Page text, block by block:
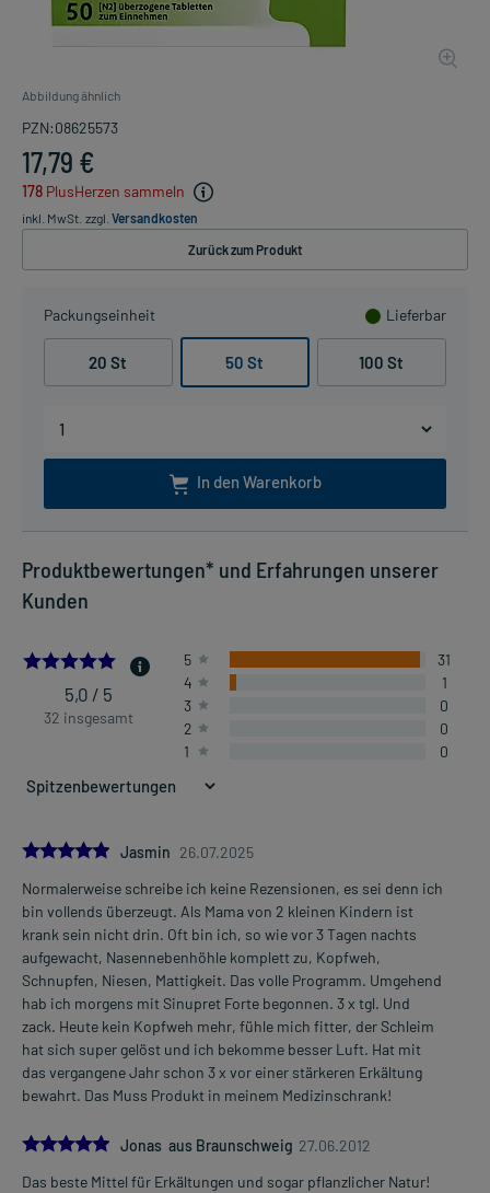
Abbildung ähnlich
PZN:08625573
17,79 €
178 PlusHerzen sammeln
inkl. MwSt. zzgl. Versandkosten
Zurück zum Produkt
Packungseinheit Lieferbar
20 St 50 St 100 St
In den Warenkorb
Produktbewertungen* und Erfahrungen unserer
Kunden
4.96875
5,0 / 5
32 insgesamt
5
31
4
1
3
0
2
0
1
0
5.0
Jasmin 26.07.2025
Normalerweise schreibe ich keine Rezensionen, es sei denn ich
bin vollends überzeugt. Als Mama von 2 kleinen Kindern ist
krank sein nicht drin. Oft bin ich, so wie vor 3 Tagen nachts
aufgewacht, Nasennebenhöhle komplett zu, Kopfweh,
Schnupfen, Niesen, Mattigkeit. Das volle Programm. Umgehend
hab ich morgens mit Sinupret Forte begonnen. 3 x tgl. Und
zack. Heute kein Kopfweh mehr, fühle mich fitter, der Schleim
hat sich super gelöst und ich bekomme besser Luft. Hat mit
das vergangene Jahr schon 3 x vor einer stärkeren Erkältung
bewahrt. Das Muss Produkt in meinem Medizinschrank!
5.0
Jonas aus Braunschweig 27.06.2012
Das beste Mittel für Erkältungen und sogar pflanzlicher Natur!